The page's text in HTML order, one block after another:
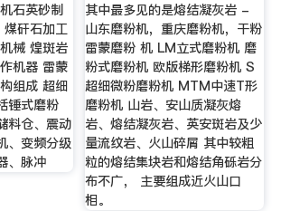
石英砂制
矸石加工
械 煌斑岩
机器 雷蒙
组成 超细
锤式磨粉
料仓、震动
、变频分级
、脉冲
其中最多见的是熔结凝灰岩 -
山东磨粉机，重庆磨粉机，干粉
雷蒙磨粉 机 LM立式磨粉机 磨
粉式磨粉机 欧版梯形磨粉机 S
超细微粉磨粉机 MTM中速T形
磨粉机 山岩、安山质凝灰熔
岩、熔结凝灰岩、英安斑岩及少
量流纹岩、火山碎屑 其中较粗
粒的熔结集块岩和熔结角砾岩分
布不广， 主要组成近火山口
相。